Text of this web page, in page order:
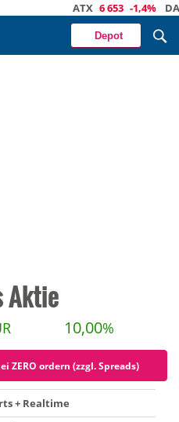
6 653 -1,4% DAX
Depot
Aktie
10,00%
ZERO ordern (zzgl. Spreads)
+ Realtime